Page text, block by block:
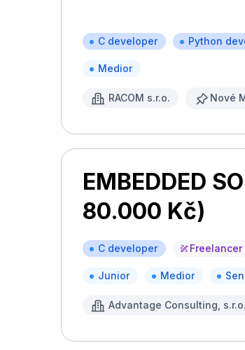
C developer Python
Medior
RACOM s.r.o. Nové
EMBEDDED
80.000 Kč)
C developer Freelancer
Junior Medior
Advantage Consulting, s.r.o.